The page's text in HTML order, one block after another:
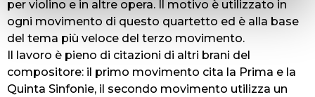
per violino e in altre opera. Il motivo è utilizzato in
ogni movimento di questo quartetto ed è alla base
del tema più veloce del terzo movimento.
Il lavoro è pieno di citazioni di altri brani del
compositore: il primo movimento cita la Prima e la
Quinta Sinfonie, il secondo movimento utilizza un